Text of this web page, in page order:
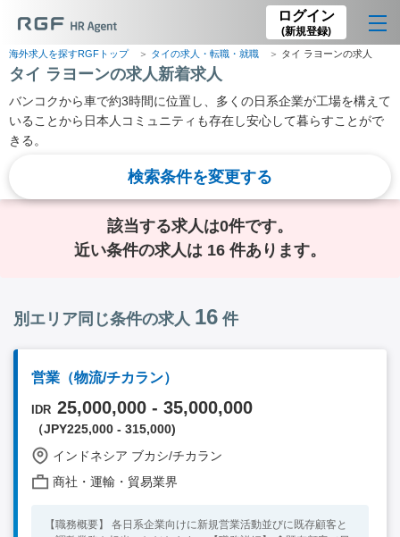
ログイン
(新規登録)
海外求人を探すRGFトップ タイの求人・転職・就職 タイ ラヨーンの求人
タイ ラヨーンの求人新着求人
バンコクから車で約3時間に位置し、多くの日系企業が工場を構えて
いることから日本人コミュニティも存在し安心して暮らすことがで
きる。
検索条件を変更する
該当する求人は0件です。
近い条件の求人は 16 件あります。
別エリア同じ条件の求人 16 件
営業（物流/チカラン）
IDR 25,000,000 - 35,000,000
（JPY225,000 - 315,000)
インドネシア ブカシ/チカラン
商社・運輸・貿易業界
【職務概要】 各日系企業向けに新規営業活動並びに既存顧客と